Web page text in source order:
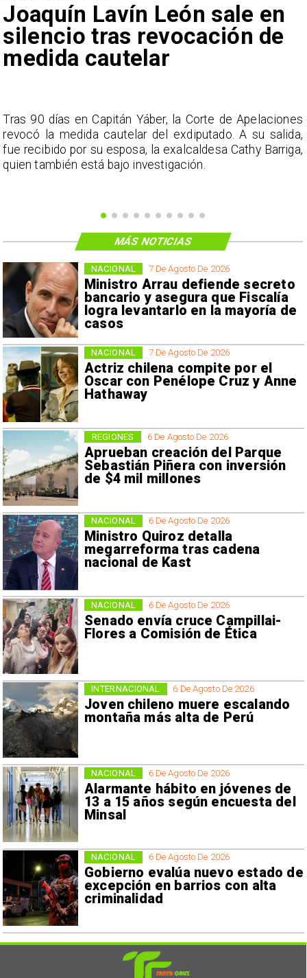
Joaquín Lavín León sale en
silencio tras revocación de
medida cautelar
Tras 90 días en Capitán Yáber, la Corte de Apelaciones
revocó la medida cautelar del exdiputado. A su salida,
fue recibido por su esposa, la exalcaldesa Cathy Barriga,
quien también está bajo investigación.
7 De Agosto De 2026
Ministro Arrau defiende secreto
bancario y asegura que Fiscalía
logra levantarlo en la mayoría de
casos
NACIONAL
7 De Agosto De 2026
Actriz chilena compite por el
Oscar con Penélope Cruz y Anne
Hathaway
NACIONAL
6 De Agosto De 2026
Aprueban creación del Parque
Sebastián Piñera con inversión
de $4 mil millones
REGIONES
6 De Agosto De 2026
Ministro Quiroz detalla
megarreforma tras cadena
nacional de Kast
NACIONAL
6 De Agosto De 2026
Senado envía cruce Campillai-
Flores a Comisión de Ética
NACIONAL
6 De Agosto De 2026
Joven chileno muere escalando
montaña más alta de Perú
INTERNACIONAL
6 De Agosto De 2026
Alarmante hábito en jóvenes de
13 a 15 años según encuesta del
Minsal
NACIONAL
6 De Agosto De 2026
Gobierno evalúa nuevo estado de
excepción en barrios con alta
criminalidad
NACIONAL
MÁS NOTICIAS